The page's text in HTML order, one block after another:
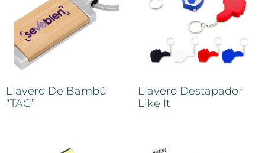
Llavero De Bambú
“TAG”
Llavero Destapador
Like It